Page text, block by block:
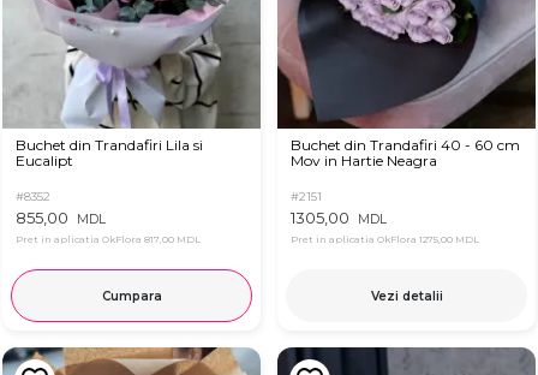
Buchet din Trandafiri Lila si
Eucalipt
#8352
855,00 MDL
Pret in aplicatia OkFlora 817,00 MDL
Cumpara
Buchet din Trandafiri 40 - 60 cm
Mov in Hartie Neagra
#2151
1305,00 MDL
Pret in aplicatia OkFlora 1275,00 MDL
Vezi detalii